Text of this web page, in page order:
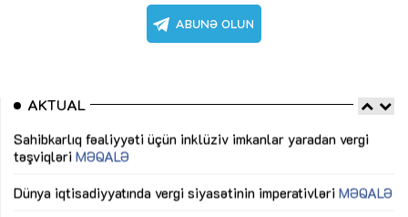
AKTUAL
Sahibkarlıq fəaliyyəti üçün inklüziv imkanlar yaradan vergi
təşviqləri MƏQALƏ
Dünya iqtisadiyyatında vergi siyasətinin imperativləri MƏQALƏ